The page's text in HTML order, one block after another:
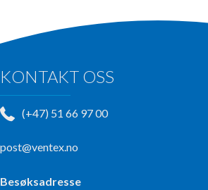
KONTAKT OSS
(+47) 51 66 97 00
post@ventex.no
Besøksadresse